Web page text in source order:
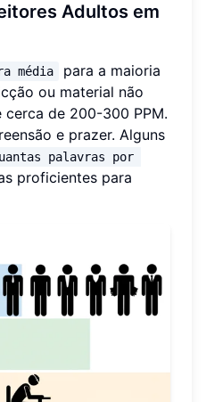
Adultos em
média
para a maioria
ou material não
de 200-300 PPM.
e prazer. Alguns
palavras por
proficientes para